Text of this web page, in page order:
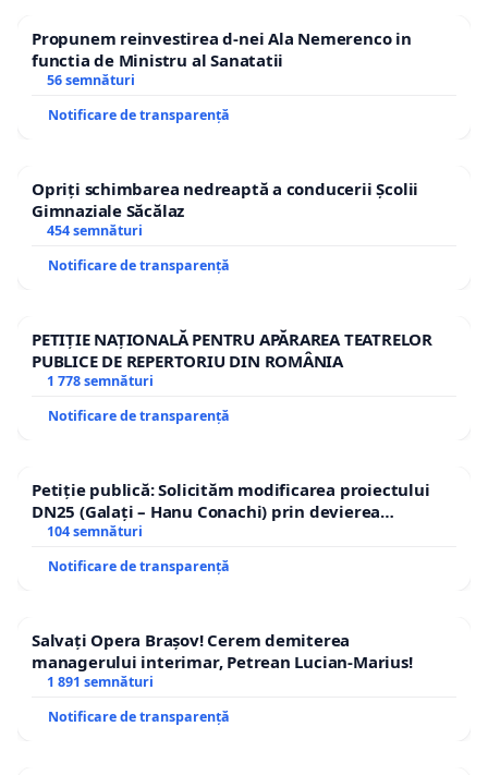
Propunem reinvestirea d-nei Ala Nemerenco in
functia de Ministru al Sanatatii
56 semnături
Notificare de transparență
Opriți schimbarea nedreaptă a conducerii Școlii
Gimnaziale Săcălaz
454 semnături
Notificare de transparență
PETIȚIE NAȚIONALĂ PENTRU APĂRAREA TEATRELOR
PUBLICE DE REPERTORIU DIN ROMÂNIA
1 778 semnături
Notificare de transparență
Petiție publică: Solicităm modificarea proiectului
DN25 (Galați – Hanu Conachi) prin devierea
traseului în afara localităților!
104 semnături
Notificare de transparență
Salvați Opera Brașov! Cerem demiterea
managerului interimar, Petrean Lucian-Marius!
1 891 semnături
Notificare de transparență